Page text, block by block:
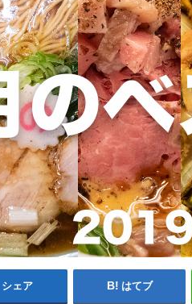
シェア はてブ